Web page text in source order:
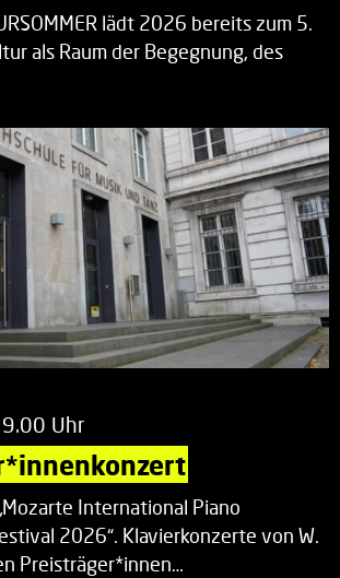
lädt 2026 bereits zum 5.
als Raum der Begegnung, des
Uhr
International Piano
2026“. Klavierkonzerte von W.
Preisträger*innen…